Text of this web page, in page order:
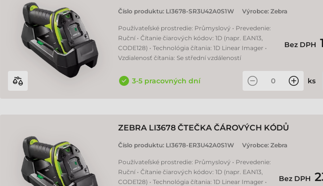
Číslo produktu: LI3678-SR3U42A0S1W Výrobce: Zebra
Používateľské prostredie: Průmyslový • Prevedenie:
Ruční • Čítanie čiarových kódov: 1D (napr. EAN13,
CODE128) • Technológia čítania: 1D Linear Imager •
Vzdialenosť čítania: Se střední vzdáleností
Bez DPH
3-5 pracovných dní ks
ZEBRA LI3678 ČTEČKA ČÁROVÝCH KÓDŮ
Číslo produktu: LI3678-ER3U42A0S1W Výrobce: Zebra
Používateľské prostredie: Průmyslový • Prevedenie:
Ruční • Čítanie čiarových kódov: 1D (napr. EAN13,
CODE128) • Technológia čítania: 1D Linear Imager •
Bez DPH